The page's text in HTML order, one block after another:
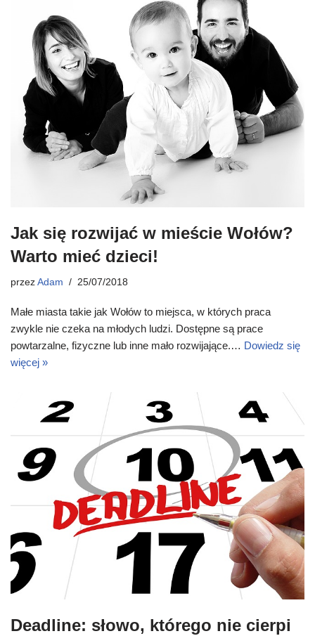
Jak się rozwijać w mieście Wołów?
Warto mieć dzieci!
przez Adam 25/07/2018
Małe miasta takie jak Wołów to miejsca, w których praca
zwykle nie czeka na młodych ludzi. Dostępne są prace
powtarzalne, fizyczne lub inne mało rozwijające.… Dowiedz się
więcej »
Deadline: słowo, którego nie cierpi